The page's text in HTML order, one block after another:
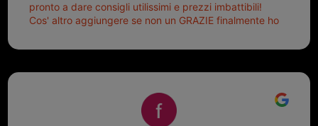
pronto a dare consigli utilissimi e prezzi imbattibili!
Cos' altro aggiungere se non un GRAZIE finalmente ho
mio riferimento. Ah dimenticavo...da loro sono riuscita
Top top top!!!